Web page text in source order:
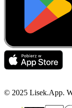
© 2025 Lisek.App.